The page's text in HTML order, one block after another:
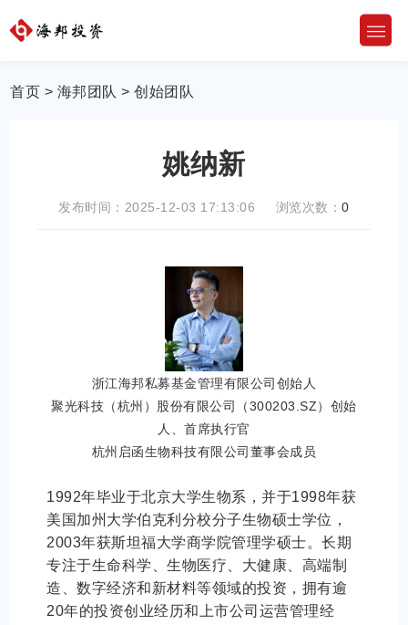
首页 > 海邦团队 >创始团队
姚纳新
发布时间：2025-12-03 17:13:06 浏览次数：0
浙江海邦私募基金管理有限公司创始人
聚光科技（杭州）股份有限公司（300203.SZ）创始
人、首席执行官
杭州启函生物科技有限公司董事会成员
1992年毕业于北京大学生物系，并于1998年获
美国加州大学伯克利分校分子生物硕士学位，
2003年获斯坦福大学商学院管理学硕士。长期
专注于生命科学、生物医疗、大健康、高端制
造、数字经济和新材料等领域的投资，拥有逾
20年的投资创业经历和上市公司运营管理经